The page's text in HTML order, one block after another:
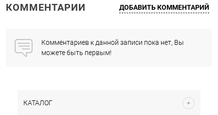
КОММЕНТАРИИ ДОБАВИТЬ КОММЕНТАРИЙ
Комментариев к данной записи пока нет, Вы
можете быть первым!
КАТАЛОГ